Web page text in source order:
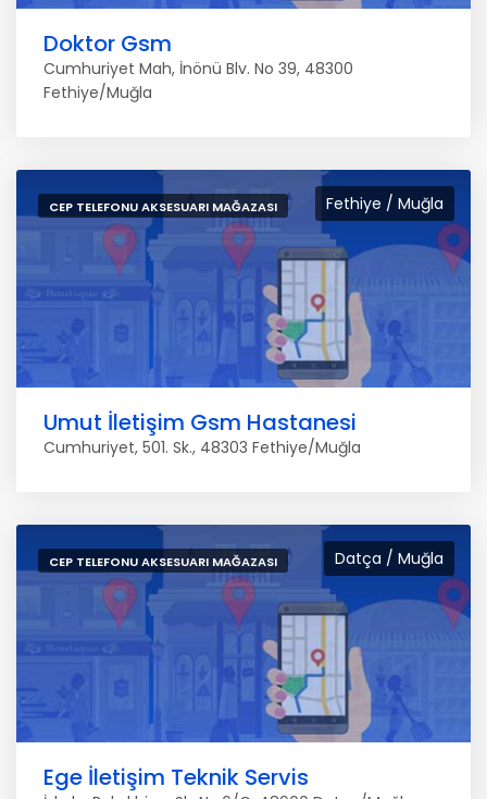
Doktor Gsm
Cumhuriyet Mah, İnönü Blv. No 39, 48300
Fethiye/Muğla
Fethiye / Muğla
CEP TELEFONU AKSESUARI MAĞAZASI
Umut İletişim Gsm Hastanesi
Cumhuriyet, 501. Sk., 48303 Fethiye/Muğla
Datça / Muğla
CEP TELEFONU AKSESUARI MAĞAZASI
Ege İletişim Teknik Servis